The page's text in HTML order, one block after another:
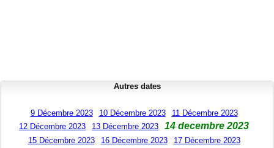
Autres dates
9 Décembre 2023 10 Décembre 2023
11 Décembre 2023
12 Décembre 2023
13 Décembre 2023 14 decembre 2023
15 Décembre 2023 16 Décembre 2023
17 Décembre 2023